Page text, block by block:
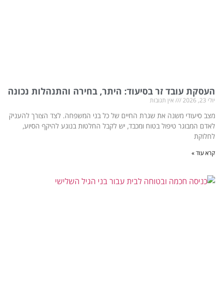
העסקת עובד זר בסיעוד: היתר, בחירה והתנהלות נכונה
יולי 23, 2026 אין תגובות
מצב סיעודי משנה את שגרת החיים של כל בני המשפחה. לצד הצורך להעניק
לאדם המבוגר טיפול בטוח ומכבד, יש לקבל החלטות בנוגע להיקף הסיוע,
לחלוקת
קרא עוד »